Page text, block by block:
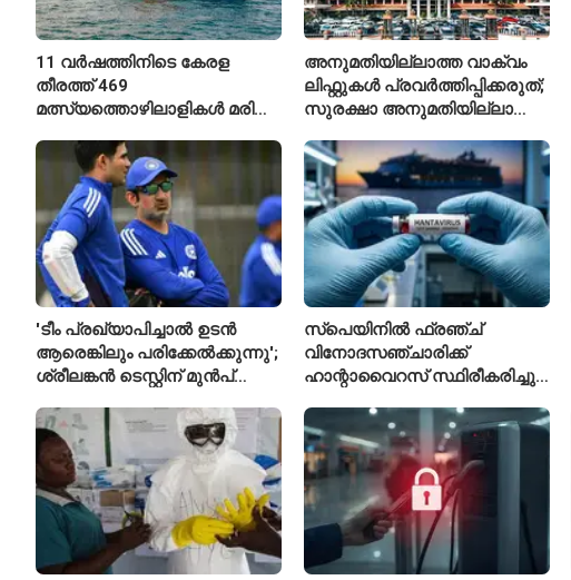
11 വർഷത്തിനിടെ കേരള
തീരത്ത് 469
മത്സ്യത്തൊഴിലാളികൾ മരിച്ചു;
47,773 പേരെ രക്ഷപ്പെടുത്തി
അനുമതിയില്ലാത്ത വാക്വം
ലിഫ്റ്റുകൾ പ്രവർത്തിപ്പിക്കരുത്;
സുരക്ഷാ അനുമതിയില്ലാത്ത
ഹൈക്കോടതിയുടെ വിലക്ക്
'ടീം പ്രഖ്യാപിച്ചാൽ ഉടൻ
ആരെങ്കിലും പരിക്കേൽക്കുന്നു';
ശ്രീലങ്കൻ ടെസ്റ്റിന് മുൻപ്
മുൻതാരം
സ്പെയിനിൽ ഫ്രഞ്ച്
വിനോദസഞ്ചാരിക്ക്
ഹാന്റാവൈറസ് സ്ഥിരീകരിച്ചു;
പ്രവേശിപ്പിച്ചു